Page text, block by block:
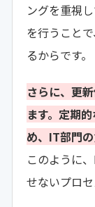
ングを重視
を行うこと
るからです。
さらに、更
ます。定期
め、IT部門
このように
せないプロセ